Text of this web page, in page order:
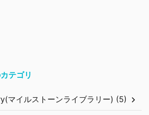
テゴリ
マイルストーンライブラリー) (5)